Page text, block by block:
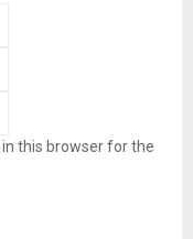
this browser for the